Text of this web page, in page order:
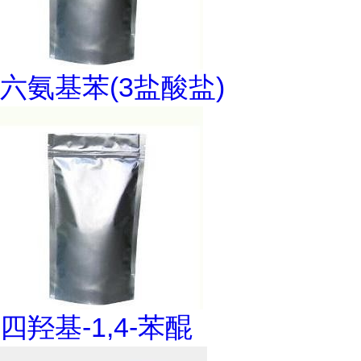
六氨基苯(3盐酸盐)
四羟基-1,4-苯醌